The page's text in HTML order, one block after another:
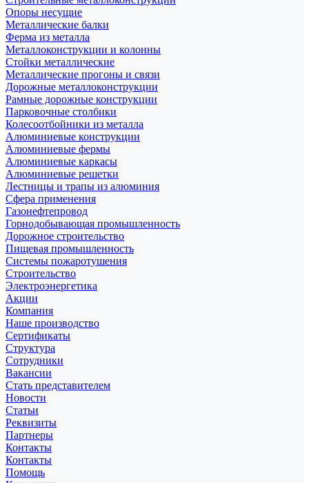
Опоры несущие
Металлические балки
Ферма из металла
Металлоконструкции и колонны
Стойки металлические
Металлические прогоны и связи
Дорожные металлоконструкции
Рамные дорожные конструкции
Парковочные столбики
Колесоотбойники из металла
Алюминиевые конструкции
Алюминиевые фермы
Алюминиевые каркасы
Алюминиевые решетки
Лестницы и трапы из алюминия
Сфера применения
Газонефтепровод
Горнодобывающая промышленность
Дорожное строительство
Пищевая промышленность
Системы пожаротушения
Строительство
Электроэнергетика
Акции
Компания
Наше производство
Сертификаты
Структура
Сотрудники
Вакансии
Стать представителем
Новости
Статьи
Реквизиты
Партнеры
Контакты
Контакты
Помощь